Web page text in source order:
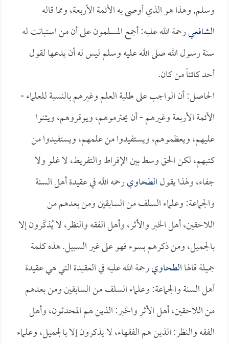
وسلم, وهذا هو الذي أوصى به الأئمة الأربعة، ومما قاله
الشافعيرحمة الله عليه: أجمع المسلمون على أن من استبانت له
سنة رسول الله صلى الله عليه وسلم ليس له أن يدعها لقول
أحد كائناً من كان.
الحاصل: أن الواجب على طلبة العلم وغيرهم بالنسبة للعلماء -
الأئمة الأربعة وغيرهم - أن يحترموهم، ويوقروهم، ويثنوا
عليهم، ويعظموهم، ويستفيدوا من علمهم، ويستفيدوا من
كتبهم، لكن الحق وسط بين الإفراط والتفريط، لا غلو ولا
جفاء، ولهذا يقولالطحاويرحمه الله في عقيدة أهل السنة
والجماعة: وعلماء السلف من السابقين ومن بعدهم من
اللاحقين، أهل الخبر والأثر، وأهل الفقه والنظر، لا يُذكَرون إلا
بالجميل، ومن ذكرهم بسوء فهو على غير السبيل. هذه كلمة
جميلة قالهاالطحاويرحمة الله عليه في العقيدة التي هي عقيدة
أهل السنة والجماعة: وعلماء السلف من السابقين ومن بعدهم
من اللاحقين، أهل الأثر والخبر: الذين هم المحدثون، وأهل
الفقه والنظر: الذين هم الفقهاء، لا يذكرون إلا بالجميل، وعلماء